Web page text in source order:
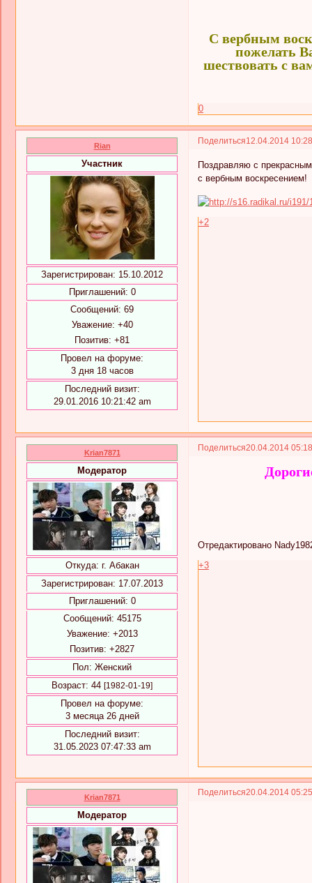
С вербным
пожелать
шествовать с
0
Поделиться12.04.2014
Rian
Участник
Зарегистрирован: 15.10.2012
Приглашений: 0
Сообщений: 69
Уважение: +40
Позитив: +81
Провел на форуме:
3 дня 18 часов
Последний визит:
29.01.2016 10:21:42 am
Поздравляю с
с вербным воскресением!
+2
Поделиться20.04.2014
Krian7871
Модератор
Откуда: г. Абакан
Зарегистрирован: 17.07.2013
Приглашений: 0
Сообщений: 45175
Уважение: +2013
Позитив: +2827
Пол: Женский
Возраст: 44 [1982-01-19]
Провел на форуме:
3 месяца 26 дней
Последний визит:
31.05.2023 07:47:33 am
Отредактировано
+3
Поделиться20.04.2014
Krian7871
Модератор